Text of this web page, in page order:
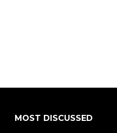
MOST DISCUSSED